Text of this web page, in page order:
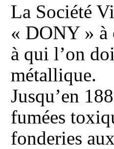
La Société
« DONY » à
à qui l’on
métallique.
Jusqu’en
fumées
fonderies